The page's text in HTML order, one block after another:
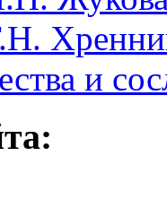
и